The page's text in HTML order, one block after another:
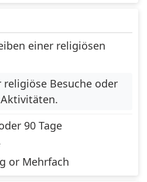
Malaysia
Mauritius
Mexico
Mongolia
einer religiösen
religiöse Besuche oder
90 Tage
or Mehrfach